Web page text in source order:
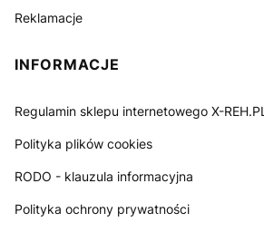
Reklamacje
INFORMACJE
Regulamin sklepu internetowego X-REH.PL
Polityka plików cookies
RODO - klauzula informacyjna
Polityka ochrony prywatności